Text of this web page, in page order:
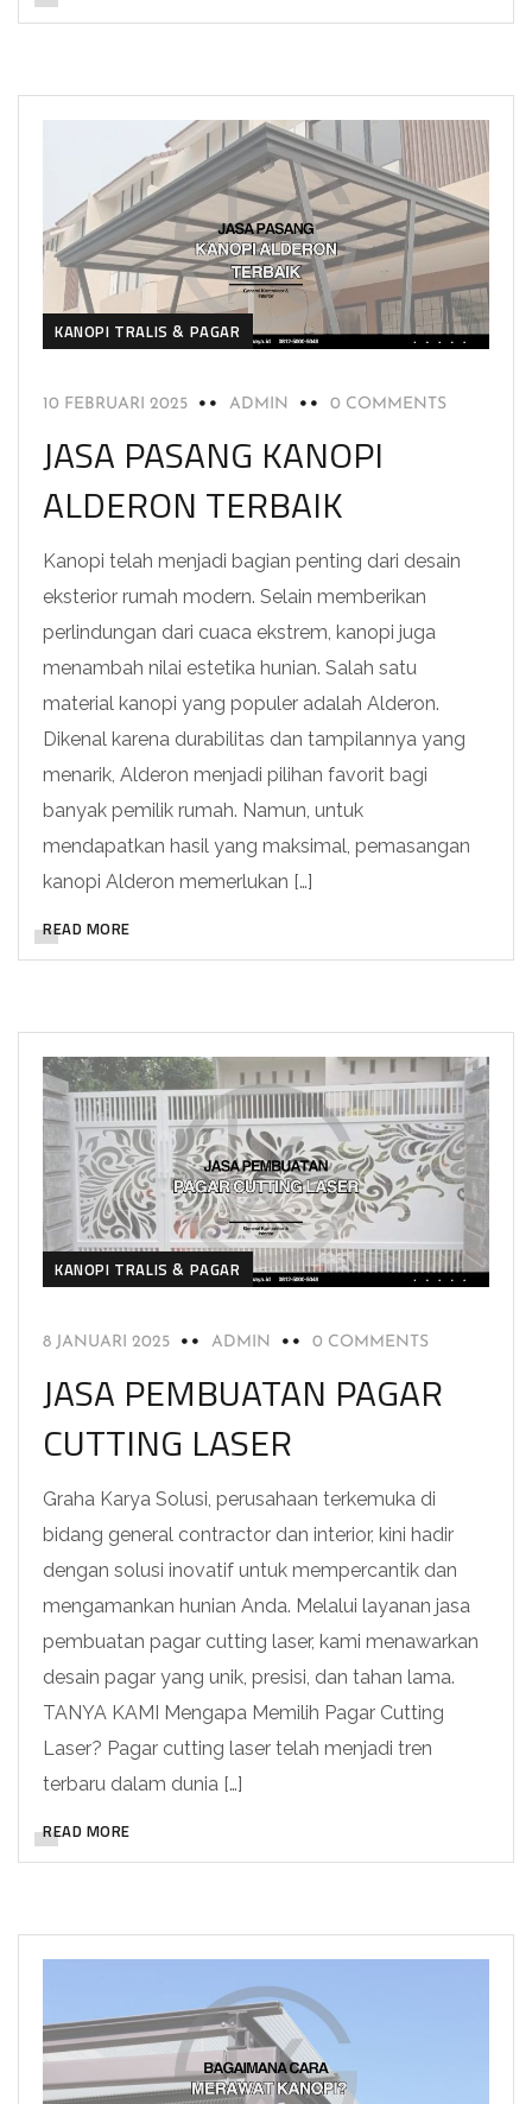
KANOPI TRALIS & PAGAR
10 FEBRUARI 2025 ADMIN 0 COMMENTS
JASA PASANG KANOPI
ALDERON TERBAIK
Kanopi telah menjadi bagian penting dari desain
eksterior rumah modern. Selain memberikan
perlindungan dari cuaca ekstrem, kanopi juga
menambah nilai estetika hunian. Salah satu
material kanopi yang populer adalah Alderon.
Dikenal karena durabilitas dan tampilannya yang
menarik, Alderon menjadi pilihan favorit bagi
banyak pemilik rumah. Namun, untuk
mendapatkan hasil yang maksimal, pemasangan
kanopi Alderon memerlukan […]
READ MORE
KANOPI TRALIS & PAGAR
8 JANUARI 2025 ADMIN 0 COMMENTS
JASA PEMBUATAN PAGAR
CUTTING LASER
Graha Karya Solusi, perusahaan terkemuka di
bidang general contractor dan interior, kini hadir
dengan solusi inovatif untuk mempercantik dan
mengamankan hunian Anda. Melalui layanan jasa
pembuatan pagar cutting laser, kami menawarkan
desain pagar yang unik, presisi, dan tahan lama.
TANYA KAMI Mengapa Memilih Pagar Cutting
Laser? Pagar cutting laser telah menjadi tren
terbaru dalam dunia […]
READ MORE